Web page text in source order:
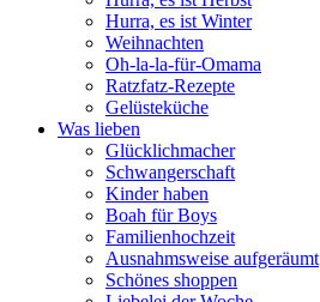
Hurra, es ist Winter
Weihnachten
Oh-la-la-für-Omama
Ratzfatz-Rezepte
Gelüsteküche
Was lieben
Glücklichmacher
Schwangerschaft
Kinder haben
Boah für Boys
Familienhochzeit
Ausnahmsweise aufgeräumt
Schönes shoppen